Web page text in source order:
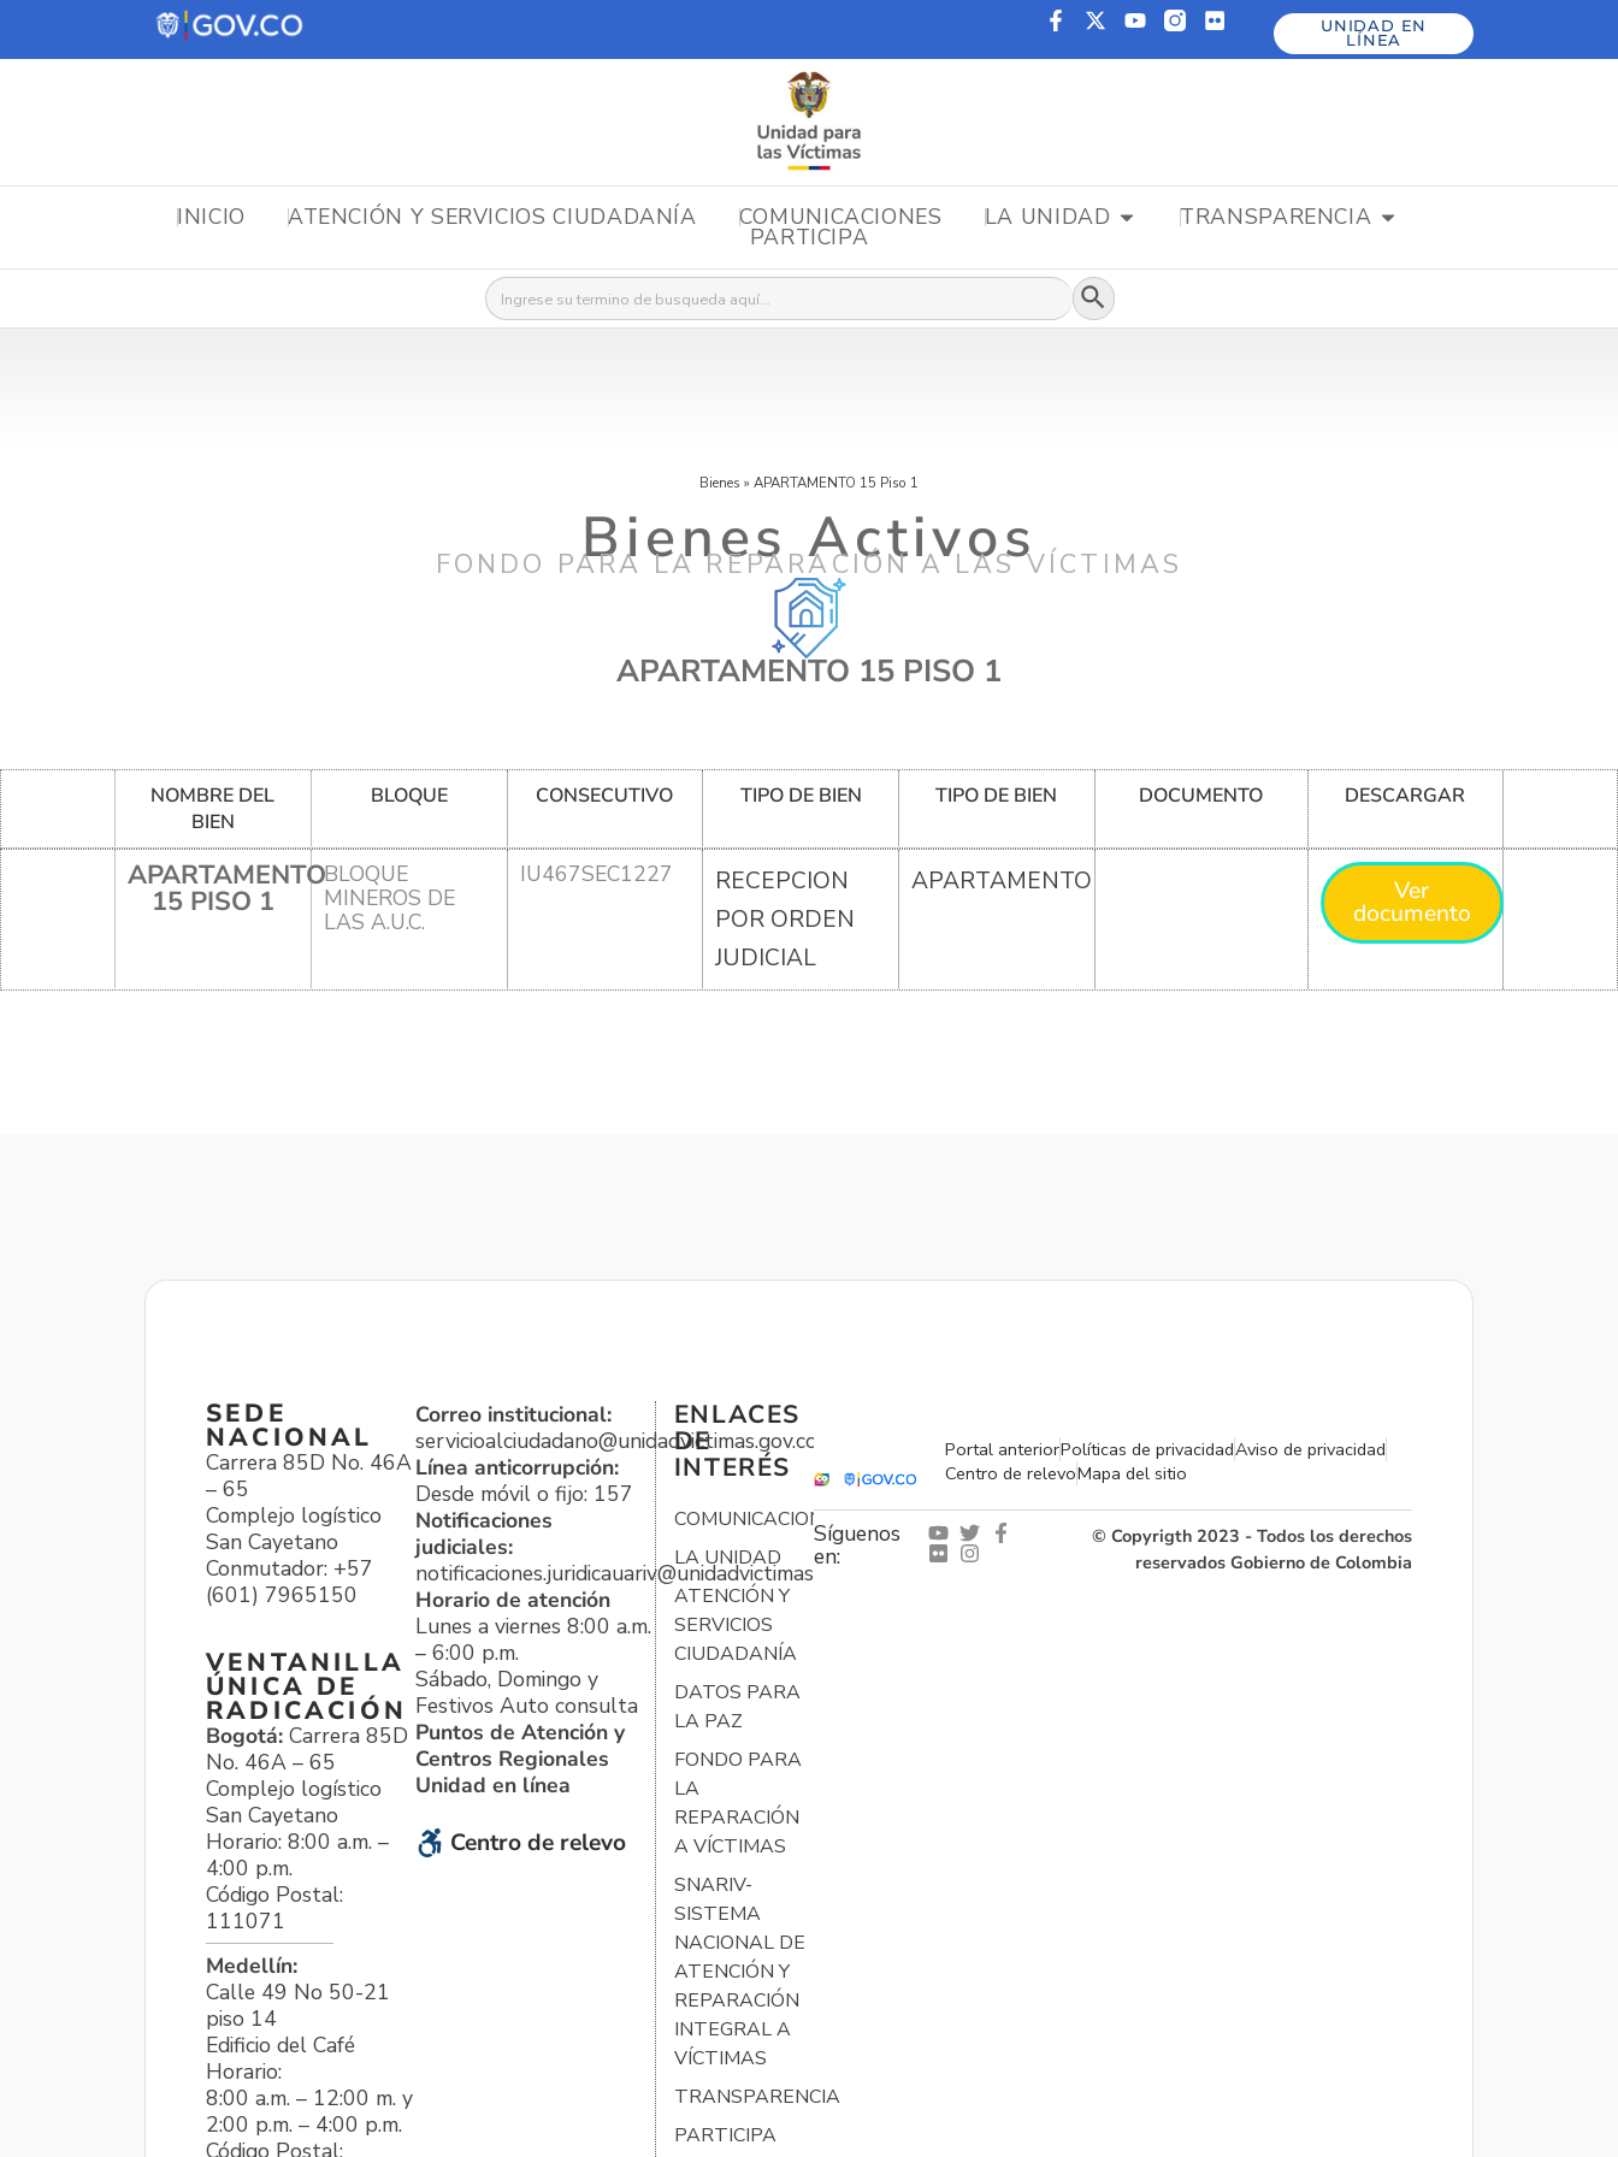
UNIDAD EN
LÍNEA
INICIO ATENCIÓN Y SERVICIOS CIUDADANÍA COMUNICACIONES LA UNIDAD TRANSPARENCIA
PARTICIPA
Buscar: Botón de búsqueda
Bienes » APARTAMENTO 15 Piso 1
Bienes Activos
FONDO PARA LA REPARACIÓN A LAS VÍCTIMAS
APARTAMENTO 15 PISO 1
NOMBRE DEL
BIEN
BLOQUE CONSECUTIVO TIPO DE BIEN TIPO DE BIEN DOCUMENTO DESCARGAR
APARTAMENTO
15 PISO 1
BLOQUE
MINEROS DE
LAS A.U.C.
IU467SEC1227
RECEPCION
POR ORDEN
JUDICIAL
APARTAMENTO Ver
documento
SEDE
NACIONAL
Carrera 85D No. 46A
– 65
Complejo logístico
San Cayetano
Conmutador: +57
(601) 7965150
VENTANILLA
ÚNICA DE
RADICACIÓN
Bogotá: Carrera 85D
No. 46A – 65
Complejo logístico
San Cayetano
Horario: 8:00 a.m. –
4:00 p.m.
Código Postal:
111071
Medellín:
Calle 49 No 50-21
piso 14
Edificio del Café
Horario:
8:00 a.m. – 12:00 m. y
2:00 p.m. – 4:00 p.m.
Correo institucional:
servicioalciudadano@unidadvictimas.gov.co
Línea anticorrupción:
Desde móvil o fijo: 157
Notificaciones
judiciales:
notificaciones.juridicauariv@unidadvictimas.gov.co
Horario de atención
Lunes a viernes 8:00 a.m.
– 6:00 p.m.
Sábado, Domingo y
Festivos Auto consulta
Puntos de Atención y
Centros Regionales
Unidad en línea
Centro de relevo
ENLACES
DE
INTERÉS
COMUNICACIONES
LA UNIDAD
ATENCIÓN Y
SERVICIOS
CIUDADANÍA
DATOS PARA
LA PAZ
FONDO PARA
LA
REPARACIÓN
A VÍCTIMAS
SNARIV-
SISTEMA
NACIONAL DE
ATENCIÓN Y
REPARACIÓN
INTEGRAL A
VÍCTIMAS
TRANSPARENCIA
PARTICIPA
Portal anteriorPolíticas de privacidadAviso de privacidad
Centro de relevoMapa del sitio
Síguenos
en:
© Copyrigth 2023 - Todos los derechos
reservados Gobierno de Colombia